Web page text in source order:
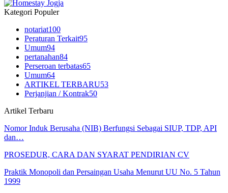
Kategori Populer
notariat100
Peraturan Terkait95
Umum94
pertanahan84
Perseroan terbatas65
Umum64
ARTIKEL TERBARU53
Perjanjian / Kontrak50
Artikel Terbaru
Nomor Induk Berusaha (NIB) Berfungsi Sebagai SIUP, TDP, API
dan…
PROSEDUR, CARA DAN SYARAT PENDIRIAN CV
Praktik Monopoli dan Persaingan Usaha Menurut UU No. 5 Tahun
1999